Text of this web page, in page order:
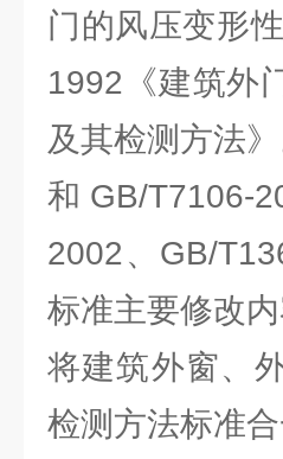
门的风压变形
1992《建筑外
及其检测方法》
和GB/T7106-
2002、GB/
标准主要修改
将建筑外窗、
检测方法标准合